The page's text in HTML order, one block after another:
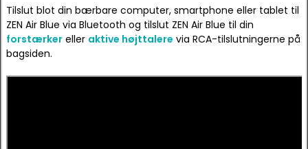
Tilslut blot din bærbare computer, smartphone eller tablet til
ZEN Air Blue via Bluetooth og tilslut ZEN Air Blue til din
forstærker eller aktive højttalere via RCA-tilslutningerne på
bagsiden.